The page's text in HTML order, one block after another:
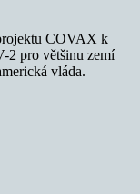
COVAX k
2 pro většinu zemí
vláda.